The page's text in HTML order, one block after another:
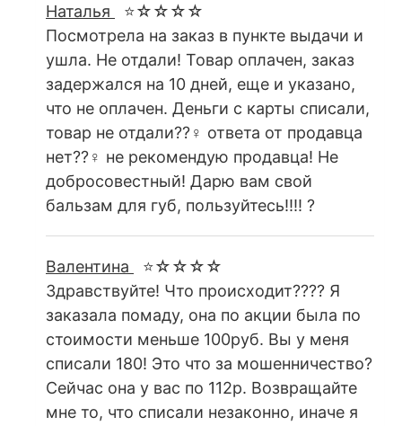
Наталья
⭐☆☆☆☆
Посмотрела на заказ в пункте выдачи и
ушла. Не отдали! Товар оплачен, заказ
задержался на 10 дней, еще и указано,
что не оплачен. Деньги с карты списали,
товар не отдали??‍♀️ ответа от продавца
нет??‍♀️ не рекомендую продавца! Не
добросовестный! Дарю вам свой
бальзам для губ, пользуйтесь!!!! ?
Валентина
⭐☆☆☆☆
Здравствуйте! Что происходит???? Я
заказала помаду, она по акции была по
стоимости меньше 100руб. Вы у меня
списали 180! Это что за мошенничество?
Сейчас она у вас по 112р. Возвращайте
мне то, что списали незаконно, иначе я